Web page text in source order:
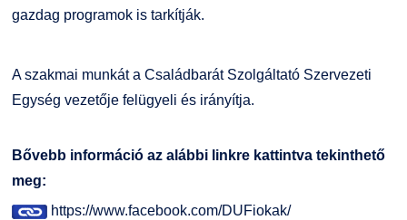
gazdag programok is tarkítják.
A szakmai munkát a Családbarát Szolgáltató Szervezeti
Egység vezetője felügyeli és irányítja.
Bővebb információ az alábbi linkre kattintva tekinthető
meg:
https://www.facebook.com/DUFiokak/